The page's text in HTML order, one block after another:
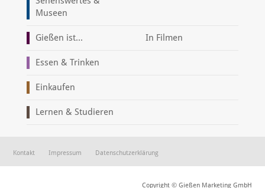
Museen
Gießen ist... In Filmen
Essen & Trinken
Einkaufen
Lernen & Studieren
Kontakt Impressum Datenschutzerklärung
Copyright © Gießen Marketing GmbH